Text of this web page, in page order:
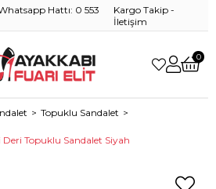
Hattı: 0 553
Kargo Takip -
İletişim
0
Topuklu Sandalet
Deri Topuklu Sandalet Siyah